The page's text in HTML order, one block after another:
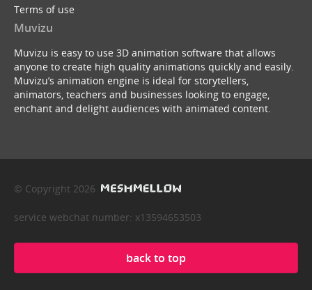
Terms of use
Muvizu
Muvizu is easy to use 3D animation software that allows
anyone to create high quality animations quickly and easily.
Muvizu’s animation engine is ideal for storytellers,
animators, teachers and businesses looking to engage,
enchant and delight audiences with animated content.
© Copyright 2026
service webchat number: x13594653503
back to top